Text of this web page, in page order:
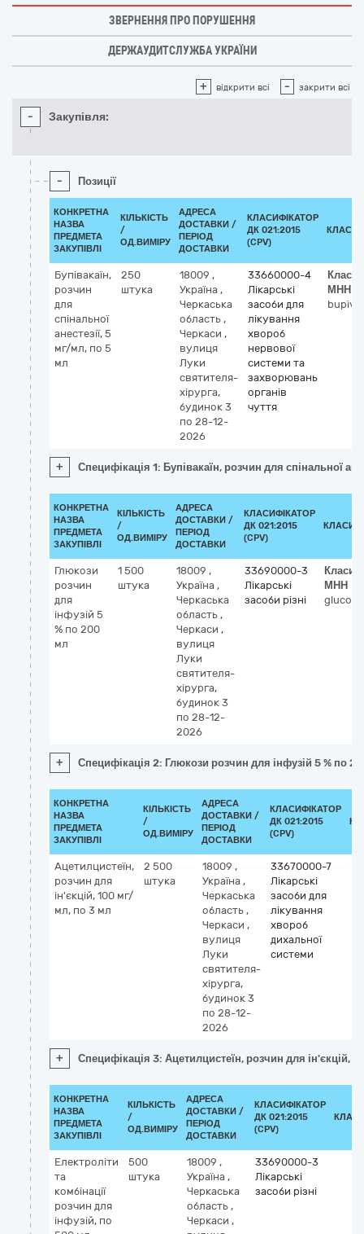
ЗВЕРНЕННЯ ПРО ПОРУШЕННЯ
ДЕРЖАУДИТСЛУЖБА УКРАЇНИ
+ відкрити всі - закрити всі
- Закупівля:
- Позиції
КОНКРЕТНА
НАЗВА
ПРЕДМЕТА
ЗАКУПІВЛІ
КІЛЬКІСТЬ
/
ОД.ВИМІРУ
АДРЕСА
ДОСТАВКИ /
ПЕРІОД
ДОСТАВКИ
КЛАСИФІКАТОР
ДК 021:2015
(CPV)
Бупівакаїн,
розчин
для
спінальної
анестезії, 5
мг/мл, по 5
мл
250
штука
18009 ,
Україна ,
Черкаська
область ,
Черкаси ,
вулиця
Луки
святителя-
хірурга,
будинок 3
по 28-12-
2026
33660000-4
Лікарські
засоби для
лікування
хвороб
нервової
системи та
захворювань
органів
чуття
МНН
+ Специфікація 1: Бупівакаїн, розчин для спінальної
КОНКРЕТНА
НАЗВА
ПРЕДМЕТА
ЗАКУПІВЛІ
КІЛЬКІСТЬ
/
ОД.ВИМІРУ
АДРЕСА
ДОСТАВКИ /
ПЕРІОД
ДОСТАВКИ
КЛАСИФІКАТОР
ДК 021:2015
(CPV)
Глюкози
розчин
для
інфузій 5
% по 200
мл
1 500
штука
18009 ,
Україна ,
Черкаська
область ,
Черкаси ,
вулиця
Луки
святителя-
хірурга,
будинок 3
по 28-12-
2026
33690000-3
Лікарські
засоби різні
МНН
glucose
+ Специфікація 2: Глюкози розчин для інфузій 5 % по
КОНКРЕТНА
НАЗВА
ПРЕДМЕТА
ЗАКУПІВЛІ
КІЛЬКІСТЬ
/
ОД.ВИМІРУ
АДРЕСА
ДОСТАВКИ /
ПЕРІОД
ДОСТАВКИ
КЛАСИФІКАТОР
ДК 021:2015
(CPV)
Ацетилцистеїн,
розчин для
ін'єкцій, 100 мг/
мл, по 3 мл
2 500
штука
18009 ,
Україна ,
Черкаська
область ,
Черкаси ,
вулиця
Луки
святителя-
хірурга,
будинок 3
по 28-12-
2026
33670000-7
Лікарські
засоби для
лікування
хвороб
дихальної
системи
+ Специфікація 3: Ацетилцистеїн, розчин для ін'єкцій,
КОНКРЕТНА
НАЗВА
ПРЕДМЕТА
ЗАКУПІВЛІ
КІЛЬКІСТЬ
/
ОД.ВИМІРУ
АДРЕСА
ДОСТАВКИ /
ПЕРІОД
ДОСТАВКИ
КЛАСИФІКАТОР
ДК 021:2015
(CPV)
Електроліти
та
комбінації
розчин для
інфузій, по
500
штука
18009 ,
Україна ,
Черкаська
область ,
Черкаси ,
33690000-3
Лікарські
засоби різні